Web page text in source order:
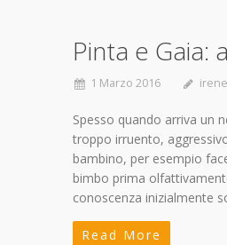
Pinta e
1 Marzo 2016
Spesso quando arriva un
troppo irruento,
bambino, per esempio
bimbo prima
conoscenza inizialmente
Read More